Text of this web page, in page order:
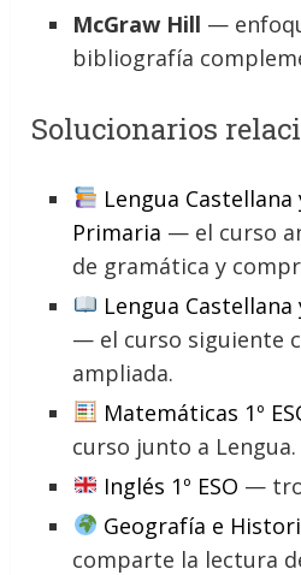
McGraw Hill —
bibliografía
Solucionarios
Lengua
Primaria — el curso
de gramática y
Lengua Castellana
— el curso siguiente
ampliada.
Matemáticas 1º
curso junto a Lengua.
Inglés 1º ESO —
Geografía e
comparte la lectura